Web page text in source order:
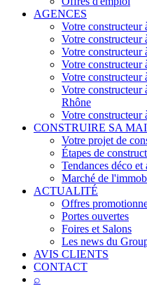
AGENCES
Votre constructeur
Votre
Votre constructeur
Votre constructeur
Votre constructeur
Votre constructeur
Rhône
Votre constructeur
CONSTRUIRE SA
Votre projet de
Étapes de
Tendances déco et
Marché de
ACTUALITÉ
Offres
Portes ouvertes
Foires et Salons
Les news du
AVIS CLIENTS
CONTACT
⌕